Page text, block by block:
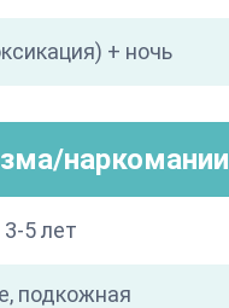
+ ночь
наркомании
5 лет
подкожная